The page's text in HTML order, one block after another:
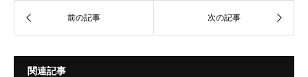
関連記事